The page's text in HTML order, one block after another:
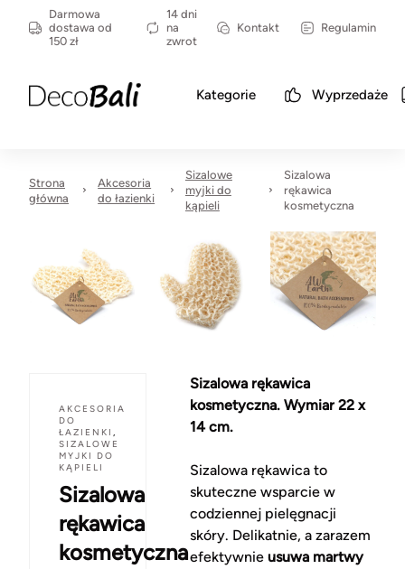
Darmowa
dostawa od
150 zł
14 dni
na
zwrot
Kontakt Regulamin
Kategorie Wyprzedaże
Strona
główna
Akcesoria
do łazienki
Sizalowe
myjki do
kąpieli
Sizalowa
rękawica
kosmetyczna
AKCESORIA
DO
ŁAZIENKI ,
SIZALOWE
MYJKI DO
KĄPIELI
Sizalowa
rękawica
kosmetyczna
Sizalowa rękawica
kosmetyczna. Wymiar 22 x
14 cm.
Sizalowa rękawica to
skuteczne wsparcie w
codziennej pielęgnacji
skóry. Delikatnie, a zarazem
efektywnie usuwa martwy